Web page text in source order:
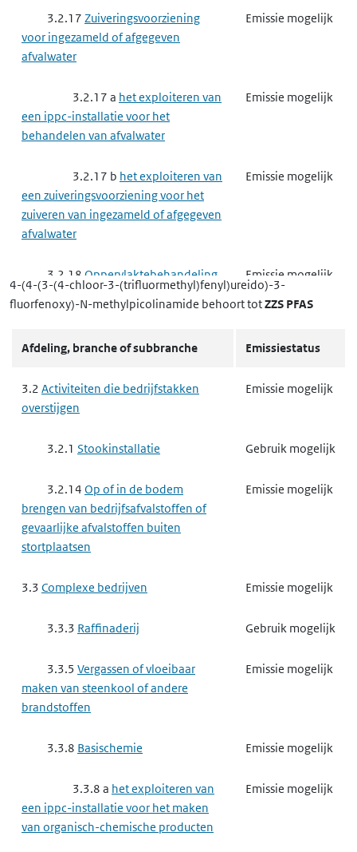
3.2.17 Zuiveringsvoorziening
voor ingezameld of afgegeven
afvalwater
Emissie mogelijk
3.2.17 a het exploiteren van
een ippc-installatie voor het
behandelen van afvalwater
Emissie mogelijk
3.2.17 b het exploiteren van
een zuiveringsvoorziening voor het
zuiveren van ingezameld of afgegeven
afvalwater
Emissie mogelijk
3.2.18 Oppervlaktebehandeling
met oplosmiddelen IPPC
Emissie mogelijk
Energieopwekking
Afvalwaterbehandeling
3.3.6Basismetaal
een ippc-installatie voor het maken
een ippc-installatie voor het smelten
of gieten van ferrometalen
een andere milieubelastende
van ferrometalen
3.3.7Complexe minerale
4-(4-(3-(4-chloor-3-(trifluormethyl)fenyl)ureido)-3-
fluorfenoxy)-N-methylpicolinamide behoort totZZS PFAS
Afdeling, branche of subbranche Emissiestatus
3.2 Activiteiten die bedrijfstakken
overstijgen
Emissie mogelijk
3.2.1 Stookinstallatie Gebruik mogelijk
3.2.14 Op of in de bodem
brengen van bedrijfsafvalstoffen of
gevaarlijke afvalstoffen buiten
stortplaatsen
Emissie mogelijk
3.3 Complexe bedrijven Emissie mogelijk
3.3.3 Raffinaderij Gebruik mogelijk
3.3.5 Vergassen of vloeibaar
maken van steenkool of andere
brandstoffen
Emissie mogelijk
3.3.8 Basischemie Emissie mogelijk
3.3.8 a het exploiteren van
een ippc-installatie voor het maken
van organisch-chemische producten
Emissie mogelijk